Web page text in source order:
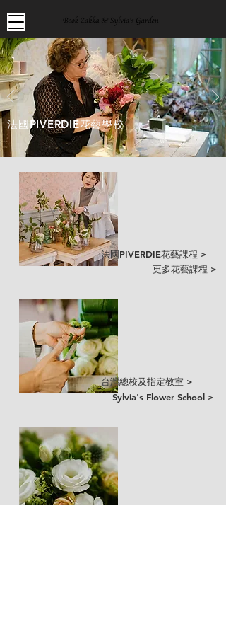
法國PIVERDIE花藝學校
法國PIVERDIE花藝課程 >
台灣總校及指定教室 >
常見問題 >
更多花藝課程 >
​​Sylvia's Flower School >